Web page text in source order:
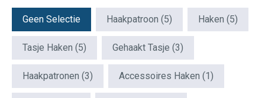
Patroon Tags
Geen Selectie Haakpatroon (5) Haken (5)
Tasje Haken (5) Gehaakt Tasje (3)
Haakpatronen (3) Accessoires Haken (1)